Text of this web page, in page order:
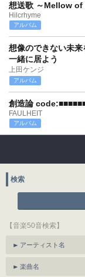
想送歌 ～Mellow of
Hilcrhyme
アルバム
想像のできない未
一緒に居よう
上田ケンジ
アルバム
創造論
FAULHEIT
アルバム
検索
【音楽50音検索】
アーティスト名
楽曲名